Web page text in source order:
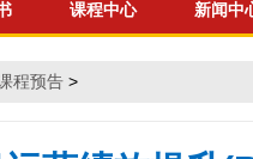
课程中心 新闻中
程预告 >